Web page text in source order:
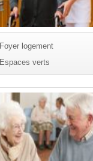
Foyer logement
Espaces verts